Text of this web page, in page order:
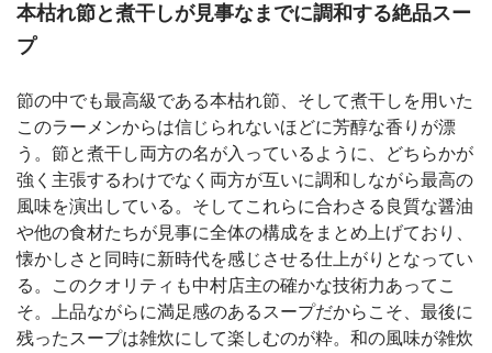
本枯れ節と煮干しが見事なまでに調和する絶品スー
プ
節の中でも最高級である本枯れ節、そして煮干しを用いた
このラーメンからは信じられないほどに芳醇な香りが漂
う。節と煮干し両方の名が入っているように、どちらかが
強く主張するわけでなく両方が互いに調和しながら最高の
風味を演出している。そしてこれらに合わさる良質な醤油
や他の食材たちが見事に全体の構成をまとめ上げており、
懐かしさと同時に新時代を感じさせる仕上がりとなってい
る。このクオリティも中村店主の確かな技術力あってこ
そ。上品ながらに満足感のあるスープだからこそ、最後に
残ったスープは雑炊にして楽しむのが粋。和の風味が雑炊